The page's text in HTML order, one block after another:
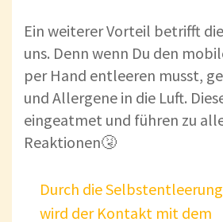
Ein weiterer Vorteil betrifft
uns. Denn wenn Du den
per Hand entleeren musst,
und Allergene in die Luft.
eingeatmet und führen zu
Reaktionen🤧
Durch die
wird der Kontakt mit dem